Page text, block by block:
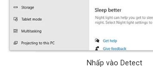
Nhấp vào Detect